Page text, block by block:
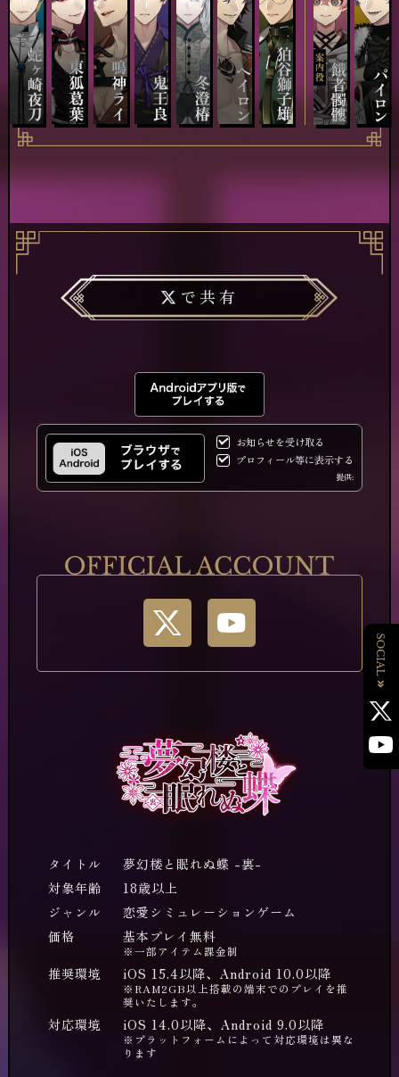
で共有
お知らせを受け取る
プロフィール等に表示する
提供:
タイトル
夢幻楼と眠れぬ蝶 -裏-
対象年齢
18歳以上
ジャンル
恋愛シミュレーションゲーム
価格
基本プレイ無料
※一部アイテム課金制
推奨環境 iOS 15.4以降、Android 10.0以降
※RAM2GB以上搭載の端末でのプレイを推
奨いたします。
対応環境 iOS 14.0以降、Android 9.0以降
※プラットフォームによって対応環境は異な
ります